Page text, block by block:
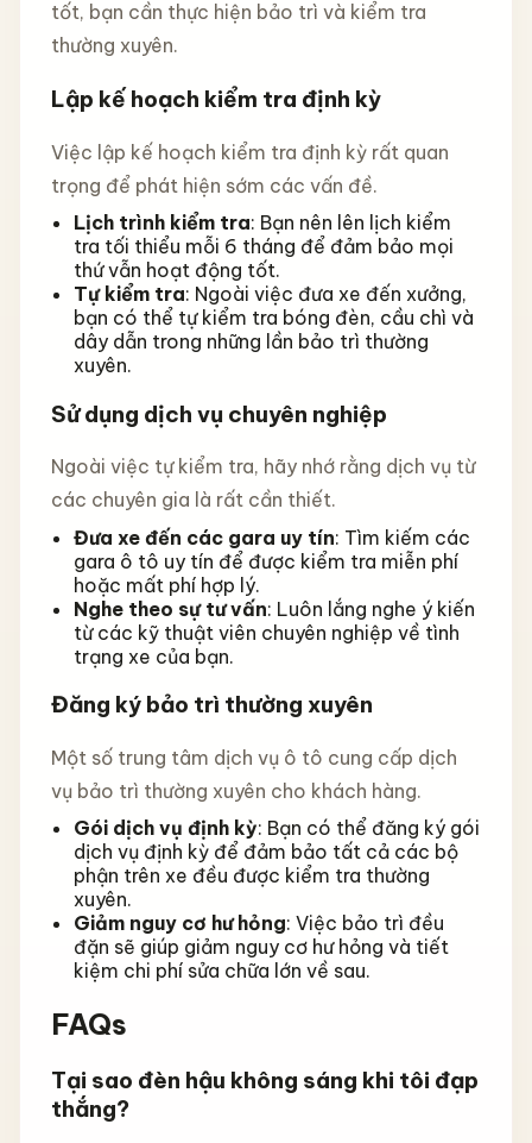
tốt, bạn cần thực hiện bảo trì và kiểm tra
thường xuyên.
Lập kế hoạch kiểm tra định kỳ
Việc lập kế hoạch kiểm tra định kỳ rất quan
trọng để phát hiện sớm các vấn đề.
Lịch trình kiểm tra: Bạn nên lên lịch kiểm
tra tối thiểu mỗi 6 tháng để đảm bảo mọi
thứ vẫn hoạt động tốt.
Tự kiểm tra: Ngoài việc đưa xe đến xưởng,
bạn có thể tự kiểm tra bóng đèn, cầu chì và
dây dẫn trong những lần bảo trì thường
xuyên.
Sử dụng dịch vụ chuyên nghiệp
Ngoài việc tự kiểm tra, hãy nhớ rằng dịch vụ từ
các chuyên gia là rất cần thiết.
Đưa xe đến các gara uy tín: Tìm kiếm các
gara ô tô uy tín để được kiểm tra miễn phí
hoặc mất phí hợp lý.
Nghe theo sự tư vấn: Luôn lắng nghe ý kiến
từ các kỹ thuật viên chuyên nghiệp về tình
trạng xe của bạn.
Đăng ký bảo trì thường xuyên
Một số trung tâm dịch vụ ô tô cung cấp dịch
vụ bảo trì thường xuyên cho khách hàng.
Gói dịch vụ định kỳ: Bạn có thể đăng ký gói
dịch vụ định kỳ để đảm bảo tất cả các bộ
phận trên xe đều được kiểm tra thường
xuyên.
Giảm nguy cơ hư hỏng: Việc bảo trì đều
đặn sẽ giúp giảm nguy cơ hư hỏng và tiết
kiệm chi phí sửa chữa lớn về sau.
FAQs
Tại sao đèn hậu không sáng khi tôi đạp
thắng?